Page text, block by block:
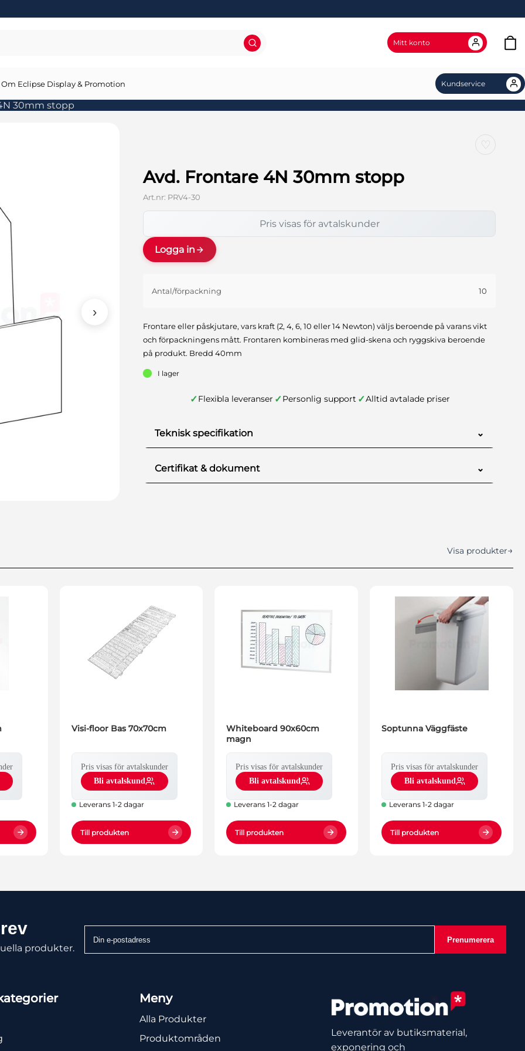
Mitt konto
Om Eclipse Display & Promotion Kundservice
30mm stopp
›
Avd. Frontare 4N 30mm stopp
Art.nr: PRV4-30
Pris visas för avtalskunder
Logga in
Antal/förpackning 10
Frontare eller påskjutare, vars kraft (2, 4, 6, 10 eller 14 Newton) väljs beroende på varans vikt
och förpackningens mått. Frontaren kombineras med glid-skena och ryggskiva beroende
på produkt. Bredd 40mm
I lager
✓Flexibla leveranser ✓Personlig support ✓Alltid avtalade priser
Teknisk specifikation ⌄
Certifikat & dokument
⌄
Visa produkter→
Visi-floor Bas 70x70cm
Pris visas för avtalskunder
Bli avtalskund
Leverans 1-2 dagar
Till produkten
Whiteboard 90x60cm
magn
Pris visas för avtalskunder
Bli avtalskund
Leverans 1-2 dagar
Till produkten
Soptunna Väggfäste
Pris visas för avtalskunder
Bli avtalskund
Leverans 1-2 dagar
Till produkten
produkter.
postadress
Prenumerera
Meny
Alla Produkter
Produktområden
Leverantör av butiksmaterial,
exponering och